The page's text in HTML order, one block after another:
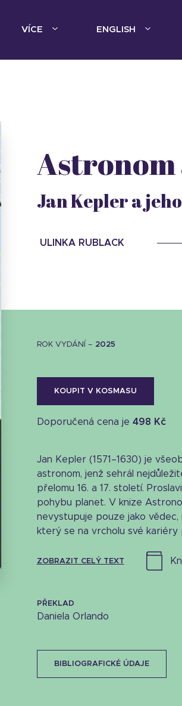
VÍCE ENGLISH
Stáhnout obálku
Astronom
Jan Kepler a
ULINKA RUBLACK
ROK VYDÁNÍ – 2025
KOUPIT V KOSMASU
Doporučená cena je 498 Kč
Jan Kepler (1571–1630) je
astronom, jenž sehrál
přelomu 16. a 17. století.
pohybu planet. V knize
nevystupuje pouze jako
který se na vrcholu své kariéry
ZOBRAZIT CELÝ TEXT
PŘEKLAD
Daniela Orlando
BIBLIOGRAFICKÉ ÚDAJE